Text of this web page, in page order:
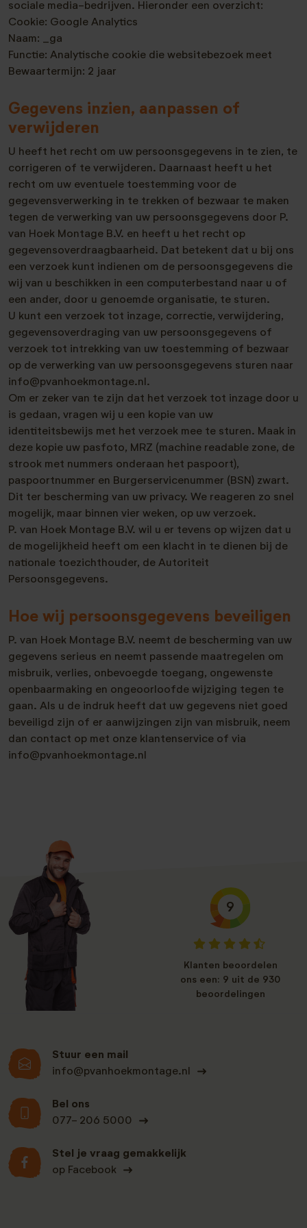
sociale media-bedrijven. Hieronder een overzicht:
Cookie: Google Analytics
Naam: _ga
Functie: Analytische cookie die websitebezoek meet
Bewaartermijn: 2 jaar
Gegevens inzien, aanpassen of
verwijderen
U heeft het recht om uw persoonsgegevens in te zien, te
corrigeren of te verwijderen. Daarnaast heeft u het
recht om uw eventuele toestemming voor de
gegevensverwerking in te trekken of bezwaar te maken
tegen de verwerking van uw persoonsgegevens door P.
van Hoek Montage B.V. en heeft u het recht op
gegevensoverdraagbaarheid. Dat betekent dat u bij ons
een verzoek kunt indienen om de persoonsgegevens die
wij van u beschikken in een computerbestand naar u of
een ander, door u genoemde organisatie, te sturen.
U kunt een verzoek tot inzage, correctie, verwijdering,
gegevensoverdraging van uw persoonsgegevens of
verzoek tot intrekking van uw toestemming of bezwaar
op de verwerking van uw persoonsgegevens sturen naar
info@pvanhoekmontage.nl.
Om er zeker van te zijn dat het verzoek tot inzage door u
is gedaan, vragen wij u een kopie van uw
identiteitsbewijs met het verzoek mee te sturen. Maak in
deze kopie uw pasfoto, MRZ (machine readable zone, de
strook met nummers onderaan het paspoort),
paspoortnummer en Burgerservicenummer (BSN) zwart.
Dit ter bescherming van uw privacy. We reageren zo snel
mogelijk, maar binnen vier weken, op uw verzoek.
P. van Hoek Montage B.V. wil u er tevens op wijzen dat u
de mogelijkheid heeft om een klacht in te dienen bij de
nationale toezichthouder, de Autoriteit
Persoonsgegevens.
Hoe wij persoonsgegevens beveiligen
P. van Hoek Montage B.V. neemt de bescherming van uw
gegevens serieus en neemt passende maatregelen om
misbruik, verlies, onbevoegde toegang, ongewenste
openbaarmaking en ongeoorloofde wijziging tegen te
gaan. Als u de indruk heeft dat uw gegevens niet goed
beveiligd zijn of er aanwijzingen zijn van misbruik, neem
dan contact op met onze klantenservice of via
info@pvanhoekmontage.nl
Stuur een mail
info@pvanhoekmontage.nl
Bel ons
077- 206 5000
Stel je vraag gemakkelijk
op Facebook
9
Klanten beoordelen
ons een: 9 uit de 930
beoordelingen